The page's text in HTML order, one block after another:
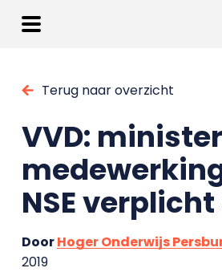
Terug naar overzicht
VVD:
NSE
DoorHoger Onderwijs
2019